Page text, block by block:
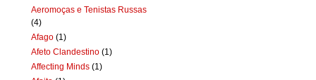
Aeromoças e Tenistas Russas
(4)
Afago (1)
Afeto Clandestino (1)
Affecting Minds (1)